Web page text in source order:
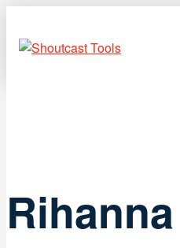
Rihanna